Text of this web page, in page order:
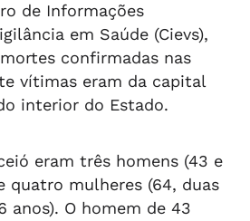
de Informações
em Saúde (Cievs),
confirmadas nas
vítimas eram da capital
interior do Estado.
eram três homens (43 e
quatro mulheres (64, duas
anos). O homem de 43